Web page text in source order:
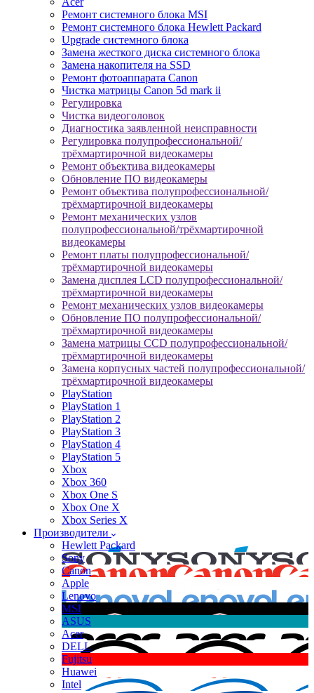
Ремонт системного блока MSI
Ремонт системного блока Hewlett Packard
Upgrade системного блока
Замена жесткого диска системного блока
Замена накопителя на SSD
Ремонт фотоаппарата Canon
Чистка матрицы Canon 5d mark ii
Регулировка
Чистка видеоголовок
Диагностика заявленной неисправности
Регулировка полупрофессиональной/
трёхмартирочной видеокамеры
Ремонт объектива видеокамеры
Обновление ПО видеокамеры
Ремонт объектива полупрофессиональной/
трёхмартирочной видеокамеры
Ремонт механических узлов
полупрофессиональной/трёхмартирочной
видеокамеры
Ремонт платы полупрофессиональной/
трёхмартирочной видеокамеры
Замена дисплея LCD полупрофессиональной/
трёхмартирочной видеокамеры
Ремонт механических узлов видеокамеры
Обновление ПО полупрофессиональной/
трёхмартирочной видеокамеры
Замена матрицы CCD полупрофессиональной/
трёхмартирочной видеокамеры
Замена корпусных частей полупрофессиональной/
трёхмартирочной видеокамеры
PlayStation
PlayStation 1
PlayStation 2
PlayStation 3
PlayStation 4
PlayStation 5
Xbox
Xbox 360
Xbox One S
Xbox One X
Xbox Series X
Производители
Hewlett Packard
Sony
Canon
Apple
Lenovo
MSI
ASUS
Acer
DELL
Fujitsu
Huawei
Intel